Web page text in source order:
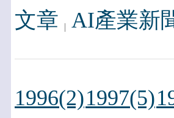
文章 AI產業新
1996(2)1997(5)